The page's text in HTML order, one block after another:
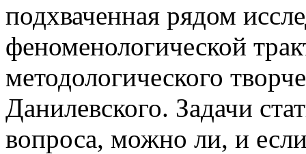
подхваченная рядом
феноменологической
методологического
Данилевского. Задачи
вопроса, можно ли, и